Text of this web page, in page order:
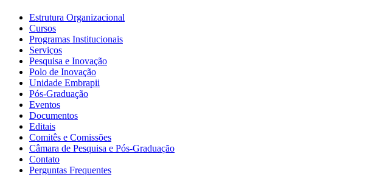
Estrutura Organizacional
Cursos
Programas Institucionais
Serviços
Pesquisa e Inovação
Polo de Inovação
Unidade Embrapii
Pós-Graduação
Eventos
Documentos
Editais
Comitês e Comissões
Câmara de Pesquisa e Pós-Graduação
Contato
Perguntas Frequentes